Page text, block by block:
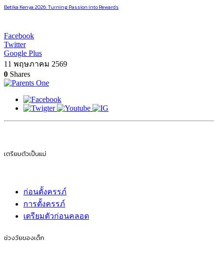
Betika Kenya 2026: Turning Passion into Rewards
Facebook
Twitter
Google Plus
11 พฤษภาคม 2569
0 Shares
เตรียมตัวเป็นแม่
ก่อนตั้งครรภ์
การตั้งครรภ์
เตรียมตัวก่อนคลอด
ช่วงวัยของเด็ก